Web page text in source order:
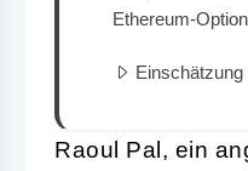
Ethereum-
Raoul Pal, ein